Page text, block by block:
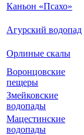
Каньон «Псахо»
Агурский водопад
Орлиные скалы
Воронцовские
пещеры
Змейковские
водопады
Мацестинские
водопады